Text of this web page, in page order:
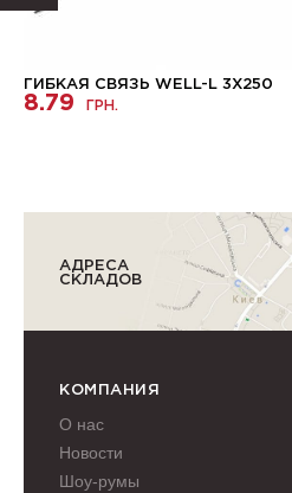
ГИБКАЯ СВЯЗЬ WELL-L 3X250
8.79 ГРН.
АДРЕСА
СКЛАДОВ
КОМПАНИЯ
О нас
Новости
Шоу-румы